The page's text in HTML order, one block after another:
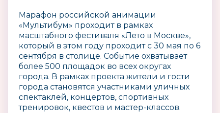
Марафон российской анимации
«Мультибум» проходит в рамках
масштабного фестиваля «Лето в Москве»,
который в этом году проходит с 30 мая по 6
сентября в столице. Событие охватывает
более 500 площадок во всех округах
города. В рамках проекта жители и гости
города становятся участниками уличных
спектаклей, концертов, спортивных
тренировок, квестов и мастер-классов.